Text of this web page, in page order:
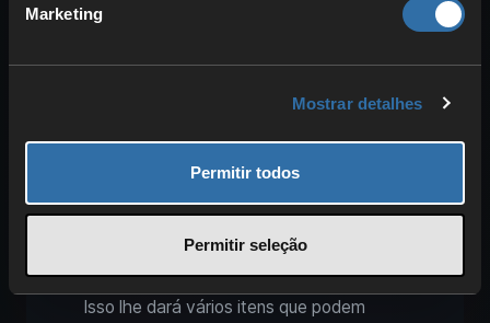
Marketing
Mostrar detalhes
Permitir todos
Permitir seleção
garante que você obtenha a maior parte
prática!
Processar e utilizar a caça de
forma eficiente
Após uma caça bem-sucedida, o animal
morto está à sua frente e você deve
esfolá-lo para obter sua recompensa.
Isso lhe dará vários itens que podem